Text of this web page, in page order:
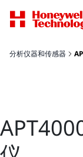
分析仪器和传感器